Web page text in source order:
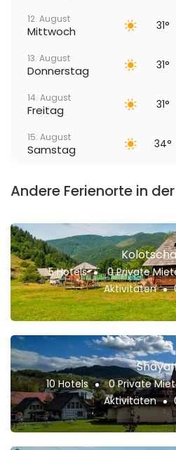
12. August
Mittwoch 31°
13. August
Donnerstag 31°
14. August
Freitag 31°
15. August
Samstag 34°
Andere Ferienorte in
5 Hotels 0 Private
Aktivitäten
10 Hotels 0 Private
Aktivitäten